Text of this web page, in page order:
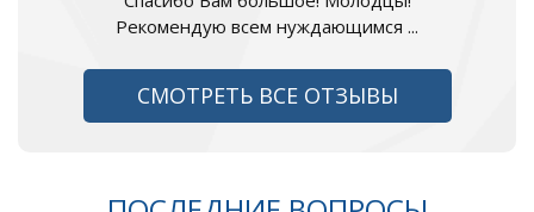
Рекомендую всем нуждающимся ...
СМОТРЕТЬ ВСЕ ОТЗЫВЫ